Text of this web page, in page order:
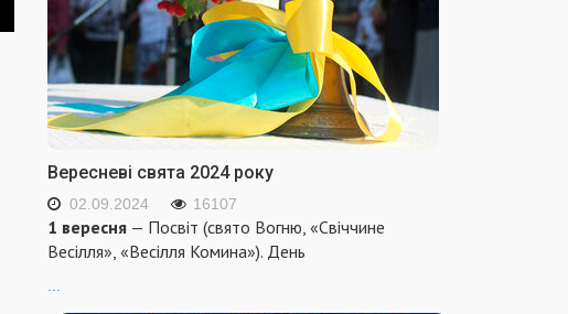
Вересневі свята 2024 року
02.09.2024 16107
1 вересня — Посвіт (свято Вогню, «Свіччине
Весілля», «Весілля Комина»). День
...